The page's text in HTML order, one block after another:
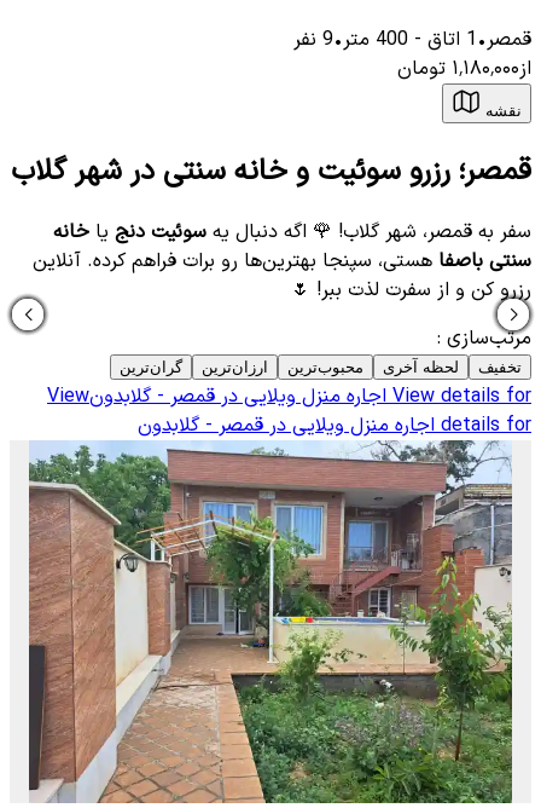
قمصر•
1 اتاق -
400 متر•
9 نفر
از۱٬۱۸۰٬۰۰۰ تومان
نقشه
قمصر؛ رزرو سوئیت و خانه سنتی در شهر گلاب
سفر به قمصر، شهر گلاب! 🌹 اگه دنبال یه سوئیت دنج یا خانه
سنتی باصفا هستی، سپنجا بهترین‌ها رو برات فراهم کرده. آنلاین
رزرو کن و از سفرت لذت ببر! 🌷
مرتب‌سازی :
تخفیف لحظه آخری محبوب‌ترین ارزان‌ترین گران‌ترین
View details for اجاره منزل ویلایی در قمصر - گلابدونView
details for اجاره منزل ویلایی در قمصر - گلابدون